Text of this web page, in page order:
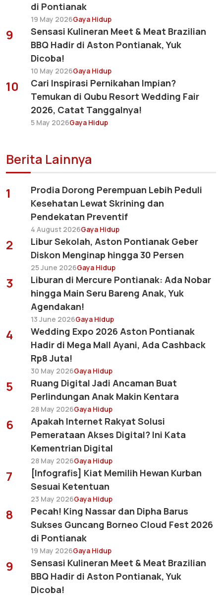
di Pontianak
19 May 2026Gaya Hidup
9
Sensasi Kulineran Meet & Meat Brazilian
BBQ Hadir di Aston Pontianak, Yuk
Dicoba!
10 May 2026Gaya Hidup
10
Cari Inspirasi Pernikahan Impian?
Temukan di Qubu Resort Wedding Fair
2026, Catat Tanggalnya!
5 May 2026Gaya Hidup
Berita Lainnya
1
Prodia Dorong Perempuan Lebih Peduli
Kesehatan Lewat Skrining dan
Pendekatan Preventif
4 August 2026Gaya Hidup
2
Libur Sekolah, Aston Pontianak Geber
Diskon Menginap hingga 30 Persen
25 June 2026Gaya Hidup
3
Liburan di Mercure Pontianak: Ada Nobar
hingga Main Seru Bareng Anak, Yuk
Agendakan!
13 June 2026Gaya Hidup
4
Wedding Expo 2026 Aston Pontianak
Hadir di Mega Mall Ayani, Ada Cashback
Rp8 Juta!
30 May 2026Gaya Hidup
5
Ruang Digital Jadi Ancaman Buat
Perlindungan Anak Makin Kentara
28 May 2026Gaya Hidup
6
Apakah Internet Rakyat Solusi
Pemerataan Akses Digital? Ini Kata
Kementrian Digital
28 May 2026Gaya Hidup
7
[Infografis] Kiat Memilih Hewan Kurban
Sesuai Ketentuan
23 May 2026Gaya Hidup
8
Pecah! King Nassar dan Dipha Barus
Sukses Guncang Borneo Cloud Fest 2026
di Pontianak
19 May 2026Gaya Hidup
9
Sensasi Kulineran Meet & Meat Brazilian
BBQ Hadir di Aston Pontianak, Yuk
Dicoba!